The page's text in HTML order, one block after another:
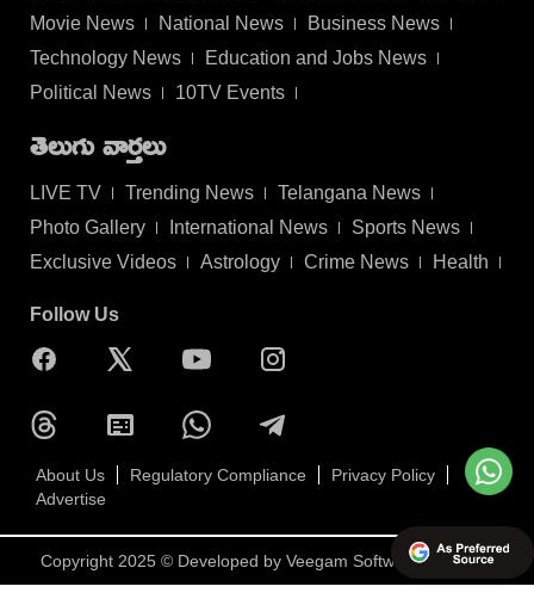
Movie News
National News
Business News
Technology News
Education and Jobs News
Political News
10TV Events
తెలుగు వార్తలు
LIVE TV Trending News
Telangana News
Photo Gallery
International News
Sports News
Exclusive Videos
Astrology Crime News Health
Follow Us
About Us Regulatory Compliance
Privacy Policy
Advertise
Copyright 2025 © Developed by Veegam Software Pvt Ltd.